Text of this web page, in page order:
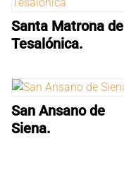
Santa Matrona de
Tesalónica.
San Ansano de
Siena.